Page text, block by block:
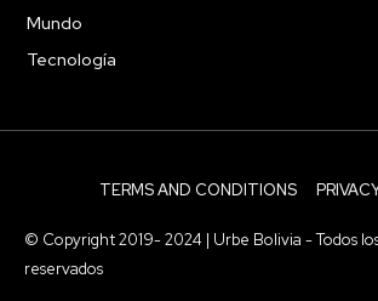
Mundo
Tecnología
TERMS AND CONDITIONS
© Copyright 2019- 2024 | Urbe Bolivia - Todos
reservados